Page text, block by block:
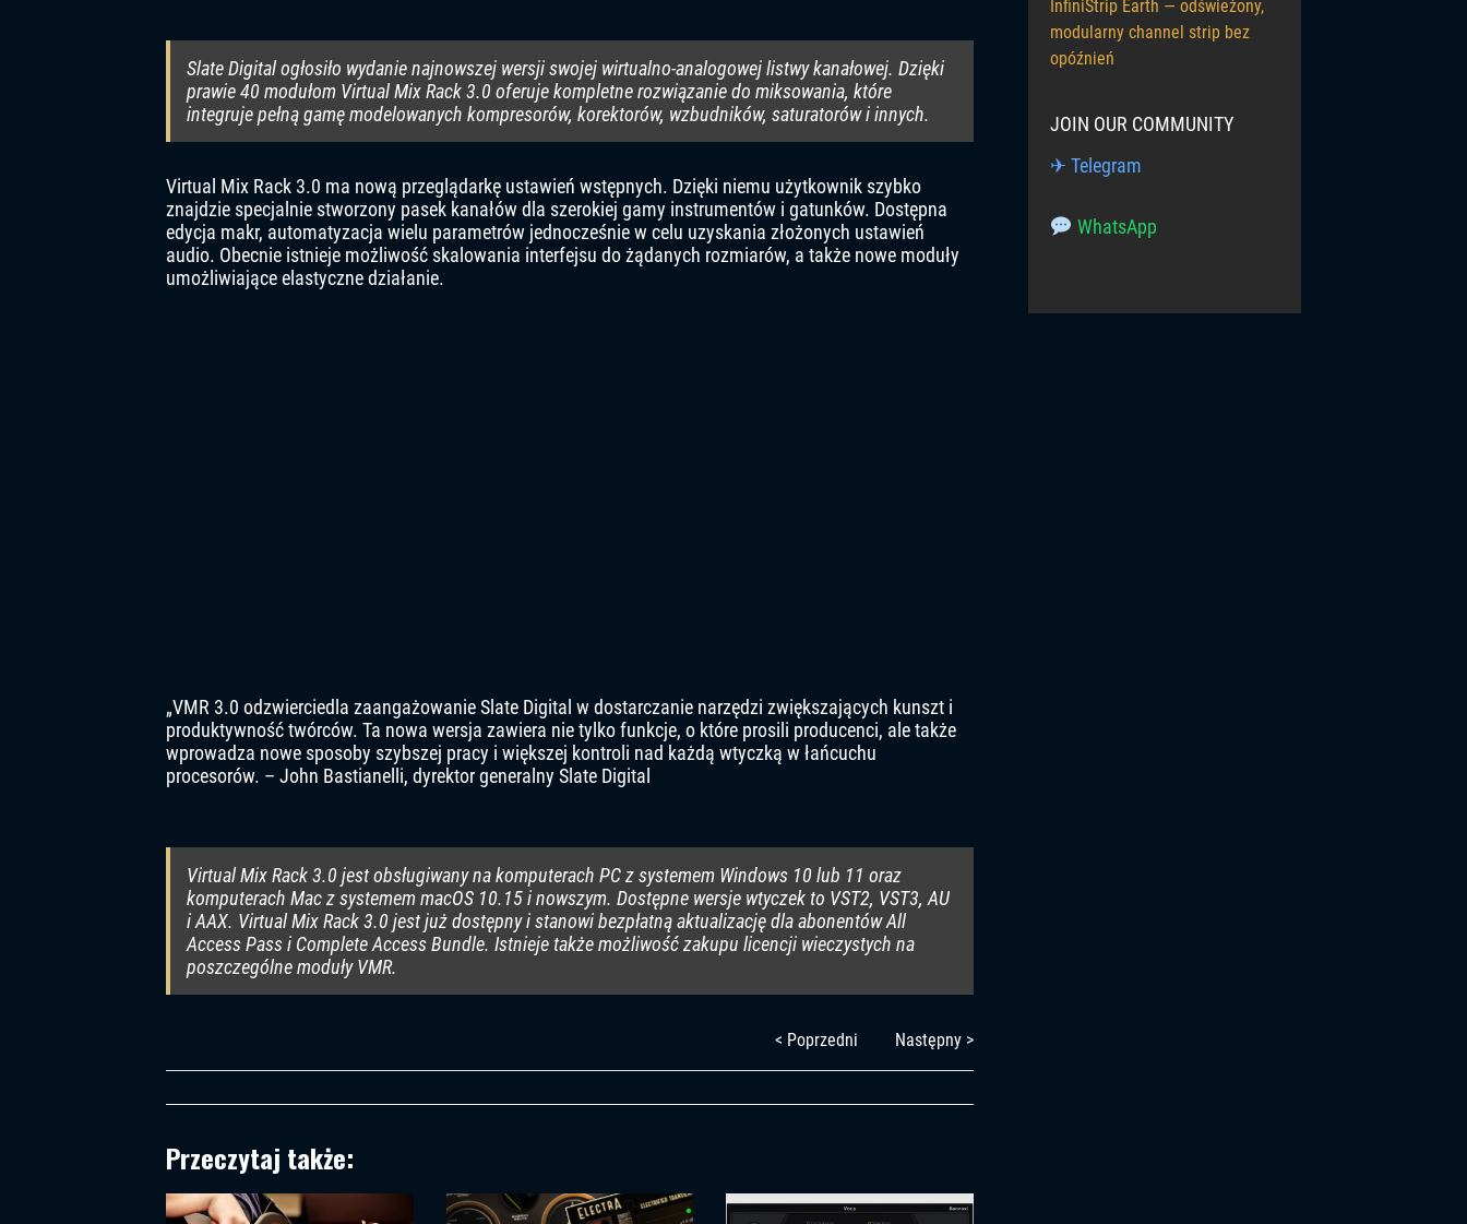
Slate Digital ogłosiło wydanie najnowszej wersji swojej wirtualno-analogowej listwy kanałowej. Dzięki
prawie 40 modułom Virtual Mix Rack 3.0 oferuje kompletne rozwiązanie do miksowania, które
integruje pełną gamę modelowanych kompresorów, korektorów, wzbudników, saturatorów i innych.
Virtual Mix Rack 3.0 ma nową przeglądarkę ustawień wstępnych. Dzięki niemu użytkownik szybko
znajdzie specjalnie stworzony pasek kanałów dla szerokiej gamy instrumentów i gatunków. Dostępna
edycja makr, automatyzacja wielu parametrów jednocześnie w celu uzyskania złożonych ustawień
audio. Obecnie istnieje możliwość skalowania interfejsu do żądanych rozmiarów, a także nowe moduły
umożliwiające elastyczne działanie.
„VMR 3.0 odzwierciedla zaangażowanie Slate Digital w dostarczanie narzędzi zwiększających kunszt i
produktywność twórców. Ta nowa wersja zawiera nie tylko funkcje, o które prosili producenci, ale także
wprowadza nowe sposoby szybszej pracy i większej kontroli nad każdą wtyczką w łańcuchu
procesorów. – John Bastianelli, dyrektor generalny Slate Digital
Virtual Mix Rack 3.0 jest obsługiwany na komputerach PC z systemem Windows 10 lub 11 oraz
komputerach Mac z systemem macOS 10.15 i nowszym. Dostępne wersje wtyczek to VST2, VST3, AU
i AAX. Virtual Mix Rack 3.0 jest już dostępny i stanowi bezpłatną aktualizację dla abonentów All
Access Pass i Complete Access Bundle. Istnieje także możliwość zakupu licencji wieczystych na
poszczególne moduły VMR.
< Poprzedni Następny >
Przeczytaj także:
InfiniStrip Earth — odświeżony,
modularny channel strip bez
opóźnień
JOIN OUR COMMUNITY
✈ Telegram
WhatsApp